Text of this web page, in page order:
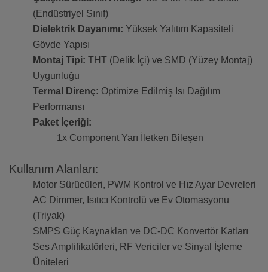
(Endüstriyel Sınıf)
Dielektrik Dayanımı: Yüksek Yalıtım Kapasiteli
Gövde Yapısı
Montaj Tipi: THT (Delik İçi) ve SMD (Yüzey Montaj)
Uygunluğu
Termal Direnç: Optimize Edilmiş Isı Dağılım
Performansı
Paket İçeriği:
1x Component Yarı İletken Bileşen
Kullanım Alanları:
Motor Sürücüleri, PWM Kontrol ve Hız Ayar Devreleri
AC Dimmer, Isıtıcı Kontrolü ve Ev Otomasyonu
(Triyak)
SMPS Güç Kaynakları ve DC-DC Konvertör Katları
Ses Amplifikatörleri, RF Vericiler ve Sinyal İşleme
Üniteleri